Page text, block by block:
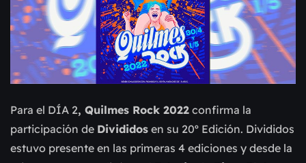
Para el DÍA 2, Quilmes Rock 2022 confirma la
participación de Divididos en su 20º Edición. Divididos
estuvo presente en las primeras 4 ediciones y desde la